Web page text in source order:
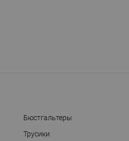
Бюстгальтеры
Трусики